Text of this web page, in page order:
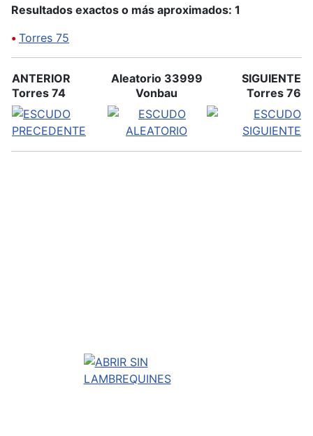
Resultados exactos o más aproximados: 1
• Torres 75
ANTERIOR
Torres 74
Aleatorio 33999
Vonbau
SIGUIENTE
Torres 76